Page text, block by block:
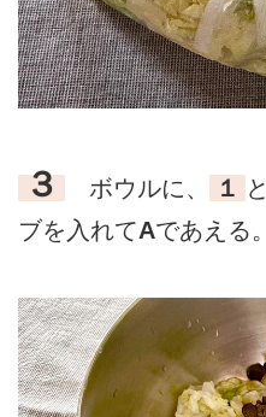
３ ボウルに、 １ と
ブを入れてAであえる。